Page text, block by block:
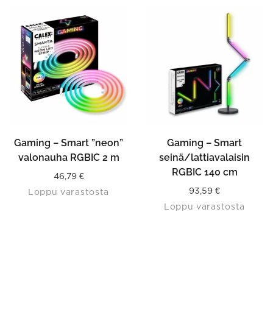
Gaming – Smart ”neon”
valonauha RGBIC 2 m
46,79 €
Loppu varastosta
Gaming – Smart
seinä/lattiavalaisin
RGBIC 140 cm
93,59 €
Loppu varastosta